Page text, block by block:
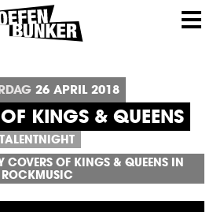
26 APRIL 2018
KINGS & QUEENS
TALENTNIGHT
COVERS OF KINGS & QUEENS IN
ROCKMUSIC